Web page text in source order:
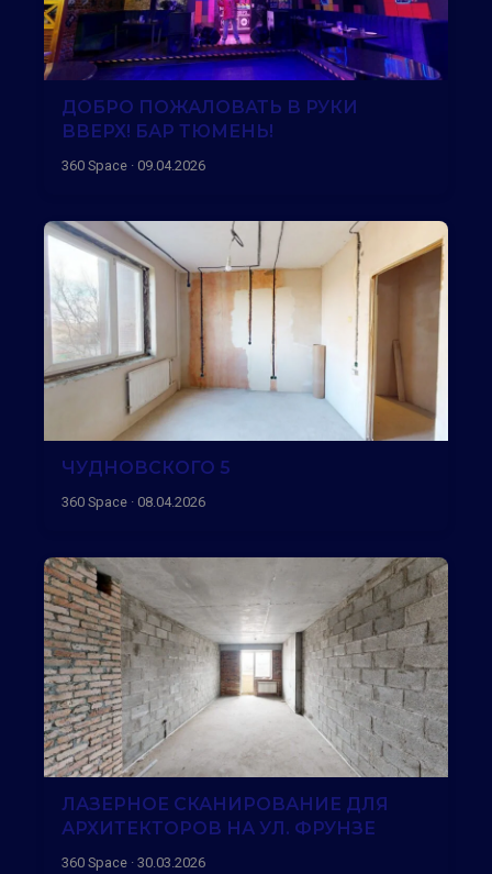
ДОБРО ПОЖАЛОВАТЬ В РУКИ
ВВЕРХ! БАР ТЮМЕНЬ!
360 Space · 09.04.2026
ЧУДНОВСКОГО 5
360 Space · 08.04.2026
ЛАЗЕРНОЕ СКАНИРОВАНИЕ ДЛЯ
АРХИТЕКТОРОВ НА УЛ. ФРУНЗЕ
360 Space · 30.03.2026